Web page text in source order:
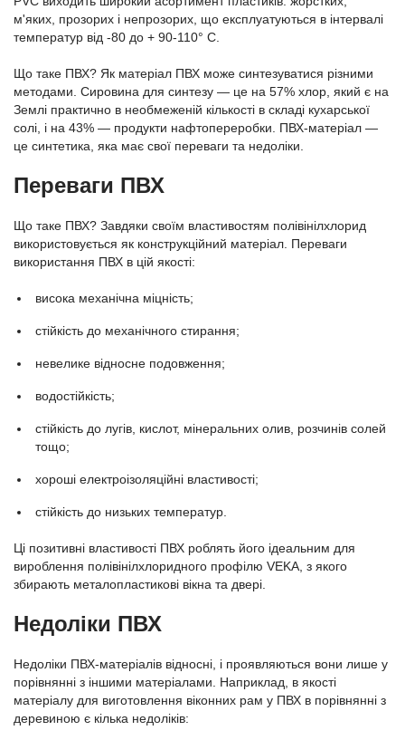
м'яких, прозорих і непрозорих, що експлуатуються в інтервалі
температур від -80 до + 90-110° С.
Що таке ПВХ? Як матеріал ПВХ може синтезуватися різними
методами. Сировина для синтезу — це на 57% хлор, який є на
Землі практично в необмеженій кількості в складі кухарської
солі, і на 43% — продукти нафтопереробки. ПВХ-матеріал —
це синтетика, яка має свої переваги та недоліки.
Переваги ПВХ
Що таке ПВХ? Завдяки своїм властивостям полівінілхлорид
використовується як конструкційний матеріал. Переваги
використання ПВХ в цій якості:
висока механічна міцність;
стійкість до механічного стирання;
невелике відносне подовження;
водостійкість;
стійкість до лугів, кислот, мінеральних олив, розчинів солей
тощо;
хороші електроізоляційні властивості;
стійкість до низьких температур.
Ці позитивні властивості ПВХ роблять його ідеальним для
вироблення полівінілхлоридного профілю VEKA, з якого
збирають металопластикові вікна та двері.
Недоліки ПВХ
Недоліки ПВХ-матеріалів відносні, і проявляються вони лише у
порівнянні з іншими матеріалами. Наприклад, в якості
матеріалу для виготовлення віконних рам у ПВХ в порівнянні з
деревиною є кілька недоліків: